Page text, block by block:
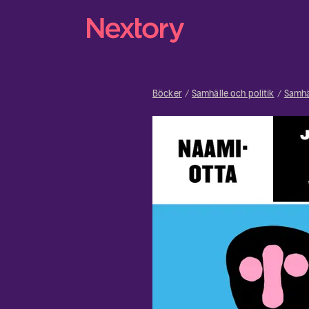
Böcker Samhälle och politik